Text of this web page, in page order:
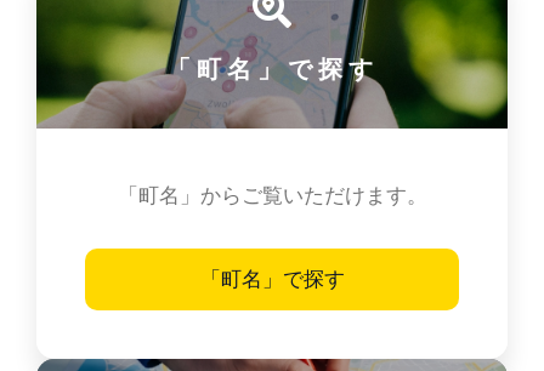
「町名」で探す
「町名」からご覧いただけます。
「町名」で探す